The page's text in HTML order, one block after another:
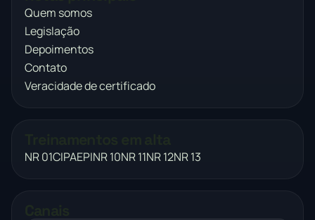
Quem somos
Legislação
Depoimentos
Contato
Veracidade de certificado
NR 01CIPAEPINR 10NR 11NR 12NR 13